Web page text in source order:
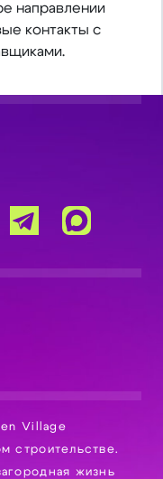
направлении
контакты с
Village
строительстве.
жизнь